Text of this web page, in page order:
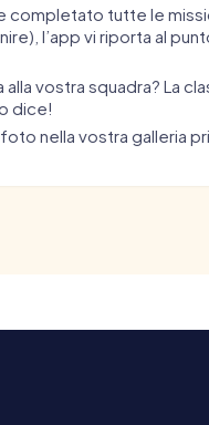
completato tutte le
l’app vi riporta al
alla vostra squadra? La
dice!
nella vostra galleria